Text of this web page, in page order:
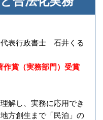
表行政書士 石井くる
賞（実務部門）受賞
解し、実務に応用でき
方創生まで「民泊」の